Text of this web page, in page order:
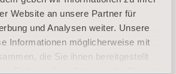
Website an unsere Partner für
und Analysen weiter. Unsere
Informationen möglicherweise mit
die Sie ihnen bereitgestellt
11001 11002 IFU Limb Slings
for use
(IFU)